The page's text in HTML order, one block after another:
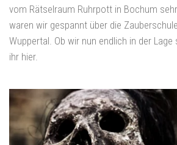
vom Rätselraum Ruhrpott in Bochum
waren wir gespannt über die
Wuppertal. Ob wir nun endlich in der
ihr hier.